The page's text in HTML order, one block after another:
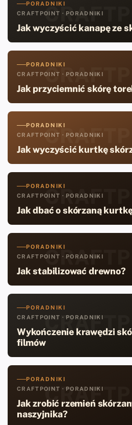
PORADNIKI
CRAFTPOINT · PORADNIKI
Jak wyczyścić kanapę ze
PORADNIKI
CRAFTPOINT · PORADNIKI
Jak przyciemnić skórę
PORADNIKI
CRAFTPOINT · PORADNIKI
Jak wyczyścić kurtkę
PORADNIKI
CRAFTPOINT · PORADNIKI
Jak dbać o skórzaną
PORADNIKI
CRAFTPOINT · PORADNIKI
Jak stabilizować drewno?
PORADNIKI
CRAFTPOINT · PORADNIKI
Wykończenie krawędzi
filmów
PORADNIKI
CRAFTPOINT · PORADNIKI
Jak zrobić rzemień
naszyjnika?